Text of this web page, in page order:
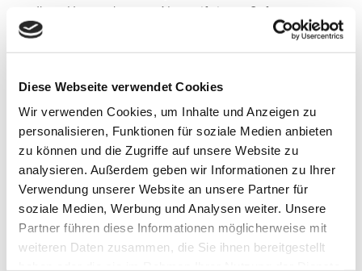
Diese Webseite verwendet Cookies
Wir verwenden Cookies, um Inhalte und Anzeigen zu
personalisieren, Funktionen für soziale Medien anbieten
zu können und die Zugriffe auf unsere Website zu
analysieren. Außerdem geben wir Informationen zu Ihrer
Verwendung unserer Website an unsere Partner für
soziale Medien, Werbung und Analysen weiter. Unsere
Partner führen diese Informationen möglicherweise mit
weiteren Daten zusammen, die Sie ihnen bereitgestellt
Architekt unterstützt er den mittleren und
gehobenen Mittelstand sowie große Konzerne
Die Funktionen von Salesforce Experience Cloud
lassen sich in drei Kategorien einteilen: Erstellen
digitaler Erlebnisse, Integrieren und Verbinden
von Kunden und Steigern des Umsatzes mit
Partnern. Verschiedene Funktionen helfen
und Partner zu optimieren. Somit können